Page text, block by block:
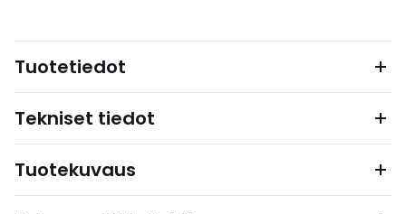
Tuotetiedot
Tekniset tiedot
Tuotekuvaus